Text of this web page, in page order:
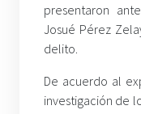
presentaron
Josué Pérez
delito.
De acuerdo al
investigación de